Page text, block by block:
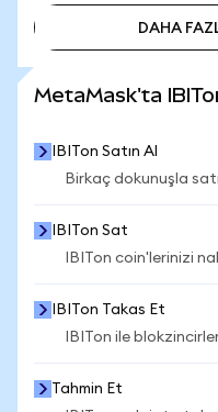
DAHA
MetaMask'ta
IBITon Satın Al
Birkaç dokunuşla
IBITon Sat
IBITon coin'lerinizi
IBITon Takas Et
IBITon ile
Tahmin Et